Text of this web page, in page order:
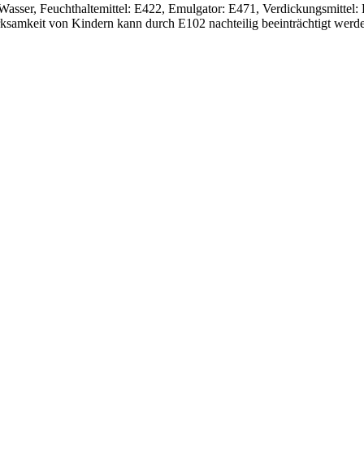
Feuchthaltemittel: E422, Emulgator: E471,
von Kindern kann durch E102 nachteilig beeinträchtigt